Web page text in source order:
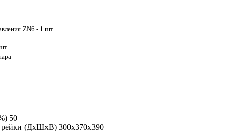
ZN6 - 1 шт.
50
рейки (ДхШхВ) 300х370х390